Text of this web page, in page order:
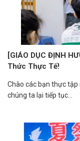
[GIÁO DỤC ĐỊNH
Thức Thực Tế!
Chào các bạn thực tập
chúng ta lại tiếp tục...